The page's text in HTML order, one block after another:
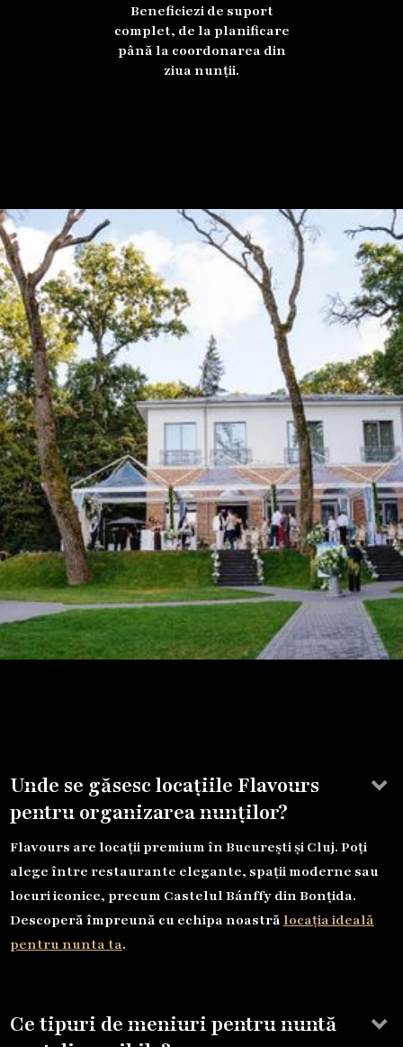
Beneficiezi de suport
complet, de la planificare
până la coordonarea din
ziua nunții.
Unde se găsesc locațiile Flavours
pentru organizarea nunților?
keyboard_arrow_down
Flavours are locații premium în București și Cluj. Poți
alege între restaurante elegante, spații moderne sau
locuri iconice, precum Castelul Bánffy din Bonțida.
Descoperă împreună cu echipa noastră locația ideală
pentru nunta ta.
Ce tipuri de meniuri pentru nuntă
keyboard_arrow_down